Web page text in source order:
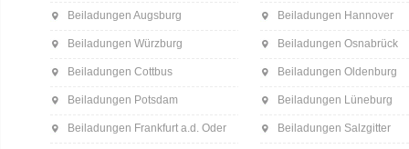
Beiladungen Augsburg
Beiladungen Würzburg
Beiladungen Cottbus
Beiladungen Potsdam
Beiladungen Frankfurt a.d. Oder
Beiladungen Hannover
Beiladungen Osnabrück
Beiladungen Oldenburg
Beiladungen Lüneburg
Beiladungen Salzgitter